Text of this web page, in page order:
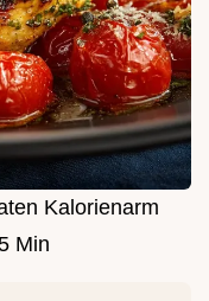
Kalorienarm
Min